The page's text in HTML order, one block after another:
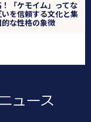
「ケモイム」ってな
を信頼する文化と集
的な性格の象徴